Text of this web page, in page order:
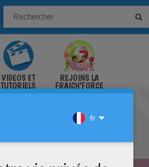
VIDÉOS ET
TUTORIELS
REJOINS LA
FRAICH'FORCE